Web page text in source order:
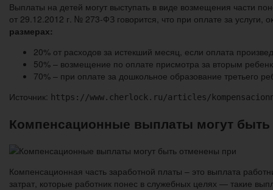
Выплаты на детей могут выступать в виде возмещения части
от 29.12.2012 г. № 273-ФЗ говорится, что при оплате за
размерах:
20% от расходов за истекший месяц, если оплата
50% – возмещение по оплате присмотра за вторым
70% – при оплате за дошкольное образование третьего
Источник: https://www.cherlock.ru/articles/
Компенсационные выплаты могут
Компенсационная часть заработной платы – это выплата
затрат, которые работник понес в служебных целях — такие